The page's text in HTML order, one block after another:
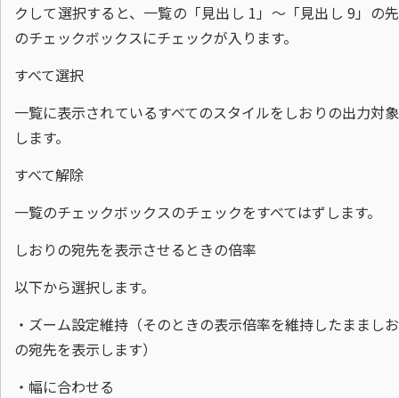
クして選択すると、一覧の「見出し 1」～「見出し 9」の
のチェックボックスにチェックが入ります。
すべて選択
一覧に表示されているすべてのスタイルをしおりの出力対
します。
すべて解除
一覧のチェックボックスのチェックをすべてはずします。
しおりの宛先を表示させるときの倍率
以下から選択します。
・ズーム設定維持（そのときの表示倍率を維持したままし
の宛先を表示します）
・幅に合わせる